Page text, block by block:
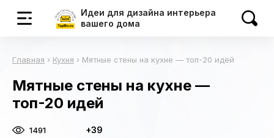
Идеи для дизайна интерьера
вашего дома
Главная › Кухня › Мятные стены на кухне — топ-20 идей
Мятные стены на кухне —
топ-20 идей
1491 +39